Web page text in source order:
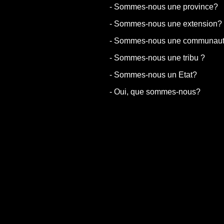
- Sommes-nous une province?
- Sommes-nous une extension?
- Sommes-nous une
- Sommes-nous une tribu ?
- Sommes-nous un Etat?
- Oui, que sommes-nous?